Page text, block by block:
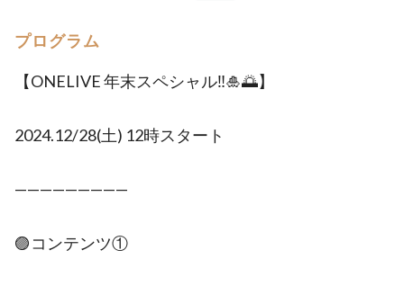
プログラム
【ONELIVE 年末スペシャル‼️🎍🌅】
2024.12/28(土) 12時スタート
—————————
🟣コンテンツ①